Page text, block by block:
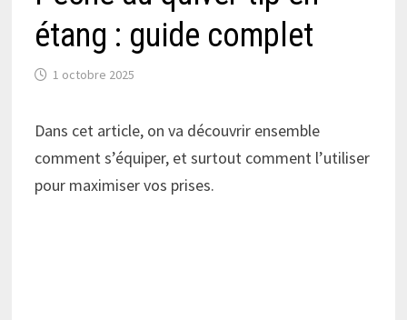
étang : guide complet
1 octobre 2025
Dans cet article, on va découvrir ensemble
comment s’équiper, et surtout comment l’utiliser
pour maximiser vos prises.